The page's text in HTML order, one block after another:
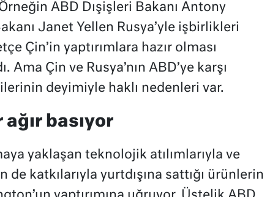
ABD Dışişleri Bakanı Antony
Janet Yellen Rusya’yle işbirlikleri
Çin’in yaptırımlara hazır olması
Ama Çin ve Rusya’nın ABD’ye karşı
deyimiyle haklı nedenleri var.
basıyor
yaklaşan teknolojik atılımlarıyla ve
katkılarıyla yurtdışına sattığı ürünlerin